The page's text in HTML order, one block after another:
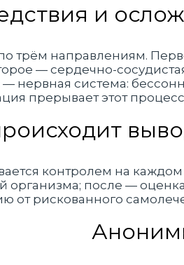
и
трём направлениям.
— сердечно-
нервная система:
прерывает этот
контролем на
после —
от рискованного